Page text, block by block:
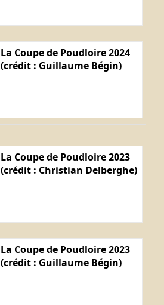
La Coupe de Poudloire 2024
(crédit : Guillaume Bégin)
La Coupe de Poudloire 2023
(crédit : Christian Delberghe)
La Coupe de Poudloire 2023
(crédit : Guillaume Bégin)